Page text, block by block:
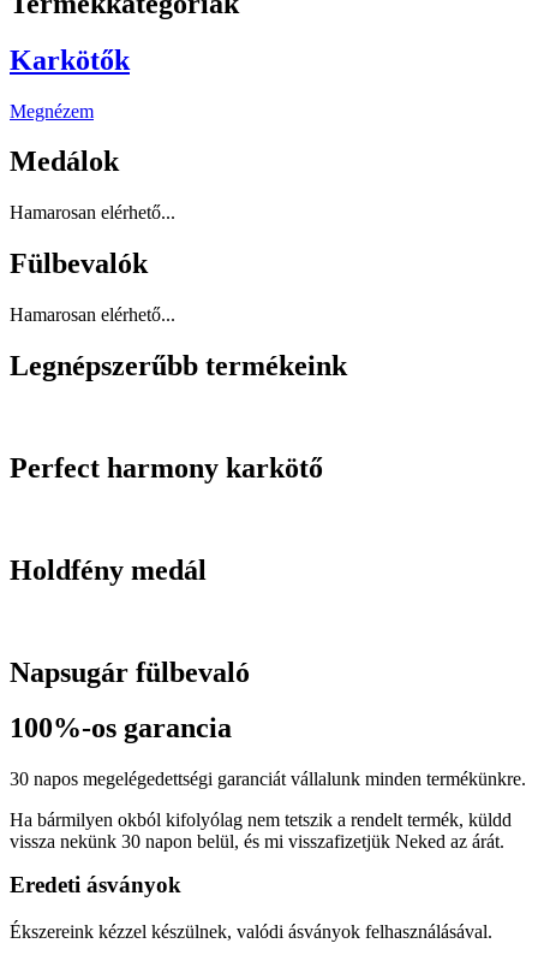
Karkötők
Megnézem
Medálok
Hamarosan elérhető...
Fülbevalók
Hamarosan elérhető...
Legnépszerűbb termékeink
Perfect harmony karkötő
Holdfény medál
Napsugár fülbevaló
100%-os garancia
30 napos megelégedettségi garanciát vállalunk minden termékünkre.
Ha bármilyen okból kifolyólag nem tetszik a rendelt termék, küldd
vissza nekünk 30 napon belül, és mi visszafizetjük Neked az árát.
Eredeti ásványok
Ékszereink kézzel készülnek, valódi ásványok felhasználásával.